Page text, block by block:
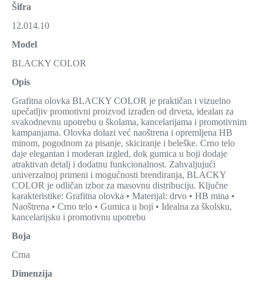
Šifra
12.014.10
Model
BLACKY COLOR
Opis
Grafitna olovka BLACKY COLOR je praktičan i vizuelno
upečatljiv promotivni proizvod izrađen od drveta, idealan za
svakodnevnu upotrebu u školama, kancelarijama i promotivnim
kampanjama. Olovka dolazi već naoštrena i opremljena HB
minom, pogodnom za pisanje, skiciranje i beleške. Crno telo
daje elegantan i moderan izgled, dok gumica u boji dodaje
atraktivan detalj i dodatnu funkcionalnost. Zahvaljujući
univerzalnoj primeni i mogućnosti brendiranja, BLACKY
COLOR je odličan izbor za masovnu distribuciju. Ključne
karakteristike: Grafitna olovka • Materijal: drvo • HB mina •
Naoštrena • Crno telo • Gumica u boji • Idealna za školsku,
kancelarijsku i promotivnu upotrebu
Boja
Crna
Dimenzija